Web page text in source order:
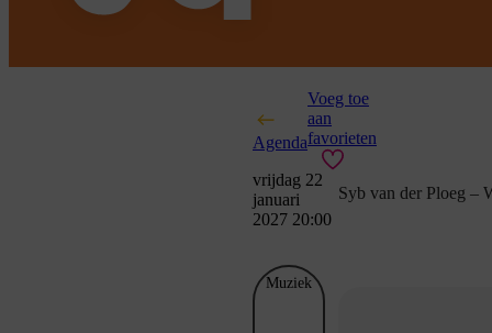
Agenda
Voeg toe
aan
favorieten
vrijdag 22
januari
2027 20:00
Syb van der Ploeg –
Muziek